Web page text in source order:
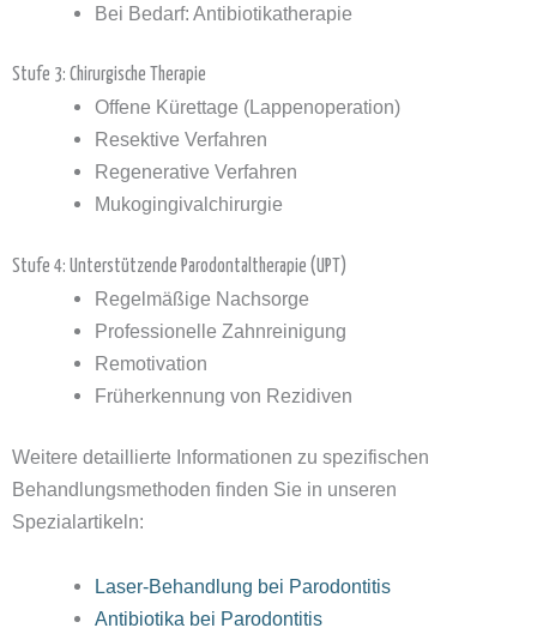
Bei Bedarf: Antibiotikatherapie
Stufe 3: Chirurgische Therapie
Offene Kürettage (Lappenoperation)
Resektive Verfahren
Regenerative Verfahren
Mukogingivalchirurgie
Stufe 4: Unterstützende Parodontaltherapie (UPT)
Regelmäßige Nachsorge
Professionelle Zahnreinigung
Remotivation
Früherkennung von Rezidiven
Weitere detaillierte Informationen zu spezifischen
Behandlungsmethoden finden Sie in unseren
Spezialartikeln:
Laser-Behandlung bei Parodontitis
Antibiotika bei Parodontitis